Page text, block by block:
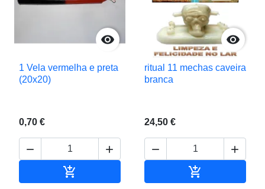

1 Vela vermelha e preta
(20x20)
0,70 €
 


ritual 11 mechas caveira
branca
24,50 €
 
